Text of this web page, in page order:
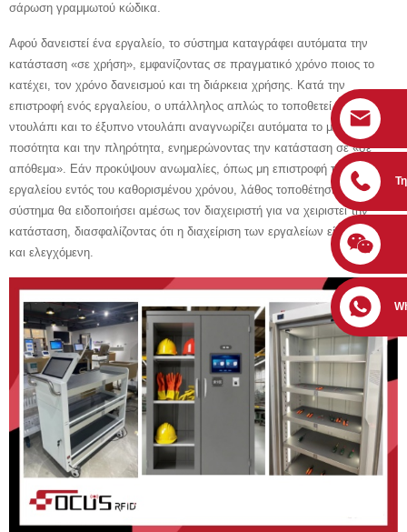
σάρωση γραμμωτού κώδικα.
Αφού δανειστεί ένα εργαλείο, το σύστημα καταγράφει αυτόματα την
κατάσταση «σε χρήση», εμφανίζοντας σε πραγματικό χρόνο ποιος το
κατέχει, τον χρόνο δανεισμού και τη διάρκεια χρήσης. Κατά την
επιστροφή ενός εργαλείου, ο υπάλληλος απλώς το τοποθετεί πίσω στο
ντουλάπι και το έξυπνο ντουλάπι αναγνωρίζει αυτόματα το μοντέλο, την
ποσότητα και την πληρότητα, ενημερώνοντας την κατάσταση σε «σε
απόθεμα». Εάν προκύψουν ανωμαλίες, όπως μη επιστροφή του
εργαλείου εντός του καθορισμένου χρόνου, λάθος τοποθέτηση ή ζημιά, το
σύστημα θα ειδοποιήσει αμέσως τον διαχειριστή για να χειριστεί την
κατάσταση, διασφαλίζοντας ότι η διαχείριση των εργαλείων είναι σαφής
και ελεγχόμενη.